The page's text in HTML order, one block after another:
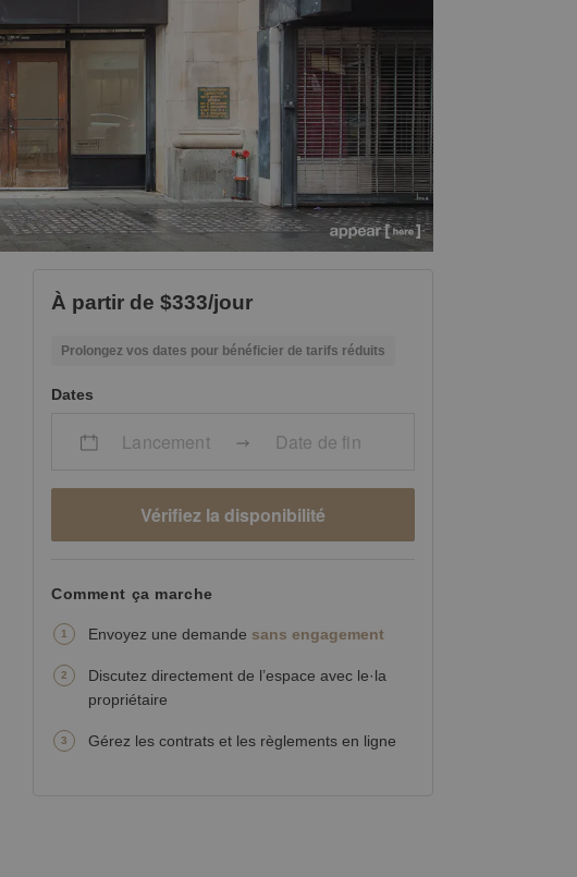
À partir de $333/jour
Prolongez vos dates pour bénéficier de tarifs réduits
Dates
Lancement Date de fin
Vérifiez la disponibilité
Comment ça marche
Envoyez une demande sans engagement
Discutez directement de l’espace avec le·la
propriétaire
Gérez les contrats et les règlements en ligne